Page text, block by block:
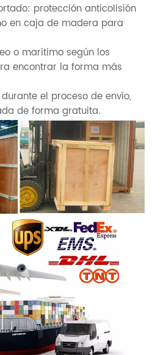
protección anticolisión
en caja de madera para
o marítimo según los
encontrar la forma más
el proceso de envío,
de forma gratuita.